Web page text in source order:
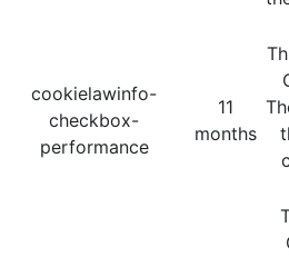
cookielawinfo-
checkbox-
performance
11
months